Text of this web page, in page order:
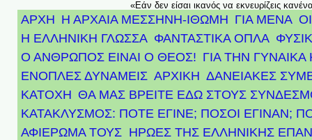
«Εάν δεν είσαι ικανός να εκνευρίζεις
ΑΡΧΗ Η ΑΡΧΑΙΑ ΜΕΣΣΗΝΗ-ΙΘΩΜΗ ΓΙΑ ΜΕΝΑ
Η ΕΛΛΗΝΙΚΗ ΓΛΩΣΣΑ ΦΑΝΤΑΣΤΙΚΑ ΟΠΛΑ
Ο ΑΝΘΡΩΠΟΣ ΕΙΝΑΙ Ο ΘΕΟΣ! ΓΙΑ ΤΗΝ ΓΥΝΑΙΚΑ
ΕΝΟΠΛΕΣ ΔΥΝΑΜΕΙΣ ΑΡΧΙΚΉ ΔΑΝΕΙΑΚΕΣ
ΚΑΤΟΧΗ ΘΑ ΜΑΣ ΒΡΕΙΤΕ ΕΔΩ ΣΤΟΥΣ
ΚΑΤΑΚΛΥΣΜΟΣ: ΠΟΤΕ ΕΓΙΝΕ; ΠΟΣΟΙ ΕΓΙΝΑΝ;
ΑΦΙΈΡΩΜΑ ΤΟΥΣ ΉΡΩΕΣ ΤΗΣ ΕΛΛΗΝΙΚΉΣ